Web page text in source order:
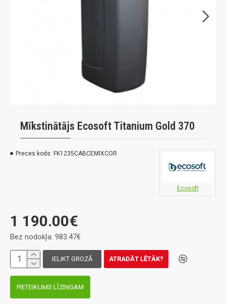
Mīkstinātājs Ecosoft Titanium Gold 370
Preces kods: FK1235CABCEMIXCOR
Ecosoft
1 190.00€
Bez nodokļa: 983.47€
IELIKT GROZĀ ATRADĀT LĒTĀK?
PIETEIKUMS LĪZINGAM